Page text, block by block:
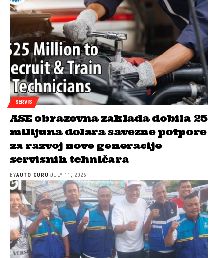
SERVIS
ASE obrazovna zaklada dobila 25
milijuna dolara savezne potpore
za razvoj nove generacije
servisnih tehničara
BYAUTO GURU JULY 11, 2026